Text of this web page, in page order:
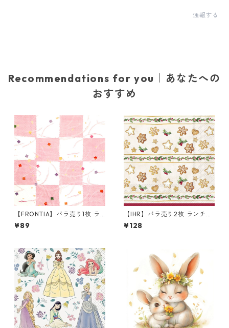
通報する
Recommendations for you｜あなたへの
おすすめ
【FRONTIA】バラ売り1枚 ラ
ンチサイズ ペーパーナプキン
市松 ホワイト×ピンク
¥89
【IHR】バラ売り2枚 ランチサ
イズ ペーパーナプキン COOK
IE GARLAND クリーム
¥128